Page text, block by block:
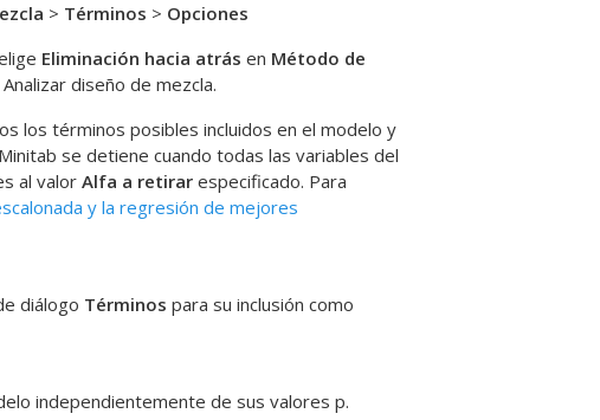
> Términos > Opciones
Eliminación hacia atrás en Método de
Analizar diseño de mezcla.
los términos posibles incluidos en el modelo y
se detiene cuando todas las variables del
al valor Alfa a retirar especificado. Para
y la regresión de mejores
diálogo Términos para su inclusión como
independientemente de sus valores p.